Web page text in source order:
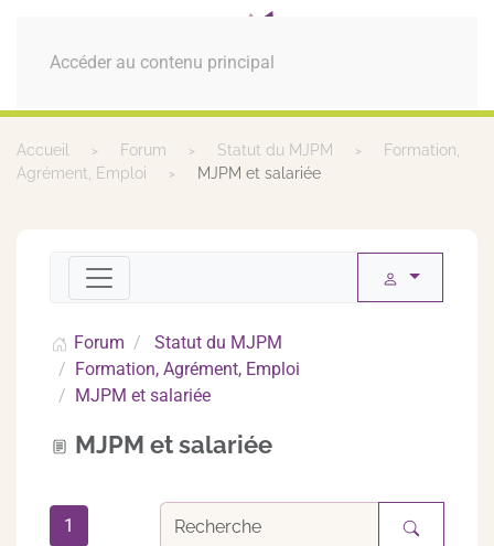
Accéder au contenu principal
MENU
Accueil Forum Statut du MJPM
Formation,
Agrément, Emploi
MJPM et salariée
Forum
Statut du MJPM
Formation, Agrément, Emploi
MJPM et salariée
MJPM et salariée
1